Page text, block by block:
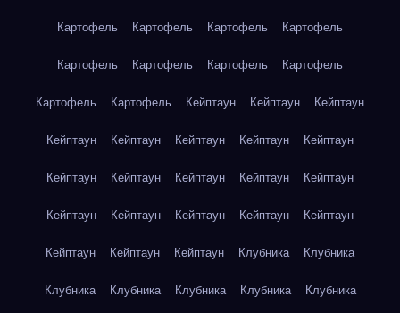
Картофель Картофель Картофель Картофель
Картофель Картофель Картофель Картофель
Картофель Картофель Кейптаун Кейптаун Кейптаун
Кейптаун Кейптаун Кейптаун Кейптаун Кейптаун
Кейптаун Кейптаун Кейптаун Кейптаун Кейптаун
Кейптаун Кейптаун Кейптаун Кейптаун Кейптаун
Кейптаун Кейптаун Кейптаун Клубника Клубника
Клубника Клубника Клубника Клубника Клубника